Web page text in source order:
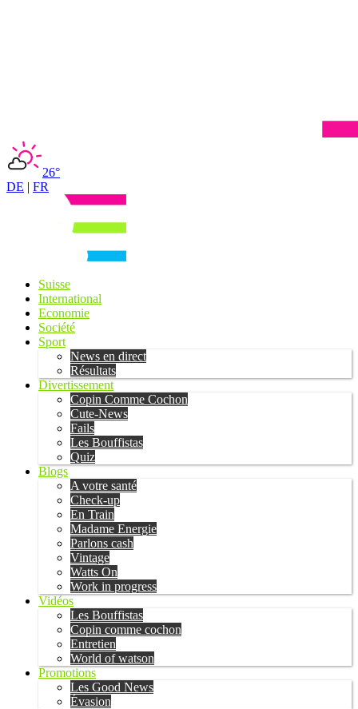
26°
DE | FR
Suisse
International
Economie
Société
Sport
News en direct
Résultats
Divertissement
Copin Comme Cochon
Cute-News
Fails
Les Bouffistas
Quiz
Blogs
A votre santé
Check-up
En Train
Madame Energie
Parlons cash
Vintage
Watts On
Work in progress
Vidéos
Les Bouffistas
Copin comme cochon
Entretien
World of watson
Promotions
Les Good News
Évasion